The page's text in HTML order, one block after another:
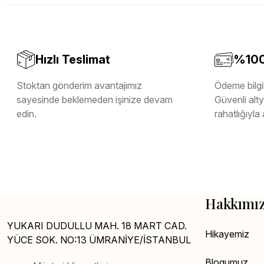
Hızlı Teslimat
Stoktan gönderim avantajımız
sayesinde beklemeden işinize devam
edin.
Ödeme
Güvenli
rahatlığıyla
YUKARI DUDULLU MAH. 18 MART CAD.
YÜCE SOK. NO:13 ÜMRANİYE/İSTANBUL
Hikayemiz